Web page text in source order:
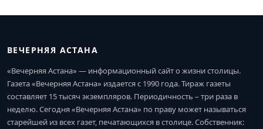
ВЕЧЕРНЯЯ АСТАНА
«Вечерняя Астана» — информационный сайт о жизни столицы.
Газета «Вечерняя Астана» издается с 1990 года. Тираж газеты
составляет 15 тысяч экземпляров. Периодичность – три раза в
неделю. Сегодня «Вечерняя Астана» по праву может называться
старейшей из всех газет, печатающихся в столице. Собственник: